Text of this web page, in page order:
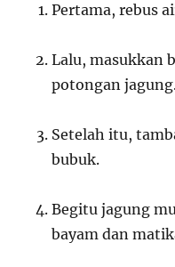
Pertama, rebus
Lalu, masukkan
potongan
Setelah itu,
bubuk.
Begitu jagung
bayam dan